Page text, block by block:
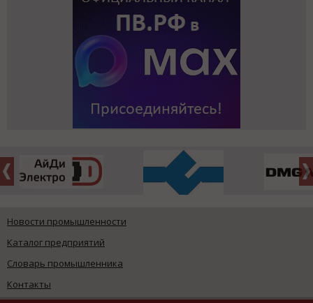
Новости промышленности
Каталог предприятий
Словарь промышленника
Контакты